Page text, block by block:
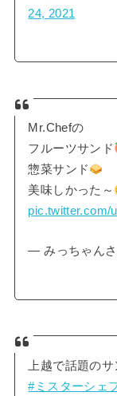
24, 2021
Mr.Chefの
フルーツサンド
惣菜サンド
美味しかった～
pic.twitter.com/
— みっちゃん
上越で話題の
#ミスターシェ